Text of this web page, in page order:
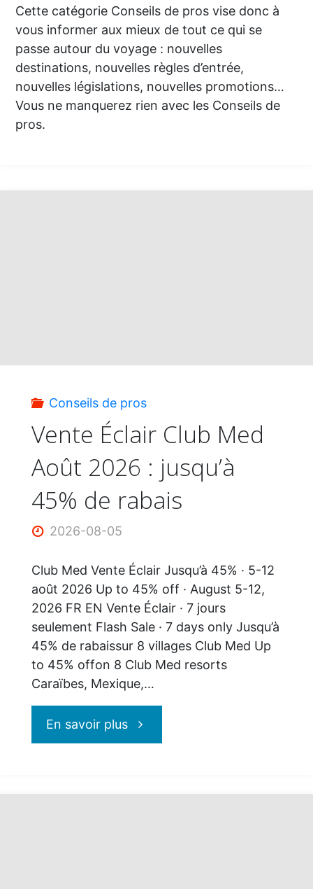
Cette catégorie Conseils de pros vise donc à
vous informer aux mieux de tout ce qui se
passe autour du voyage : nouvelles
destinations, nouvelles règles d’entrée,
nouvelles législations, nouvelles promotions…
Vous ne manquerez rien avec les Conseils de
pros.
Conseils de pros
Vente Éclair Club Med
Août 2026 : jusqu’à
45% de rabais
2026-08-05
Club Med Vente Éclair Jusqu’à 45% · 5-12
août 2026 Up to 45% off · August 5-12,
2026 FR EN Vente Éclair · 7 jours
seulement Flash Sale · 7 days only Jusqu’à
45% de rabaissur 8 villages Club Med Up
to 45% offon 8 Club Med resorts
Caraïbes, Mexique,…
En savoir plus"Vente